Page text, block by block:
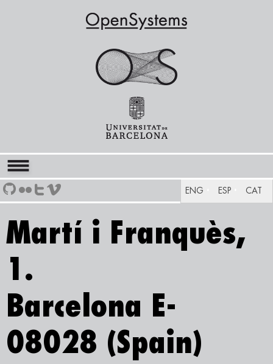
ENG ESP CAT
Martí i Franquès,
1.
Barcelona E-
08028 (Spain)